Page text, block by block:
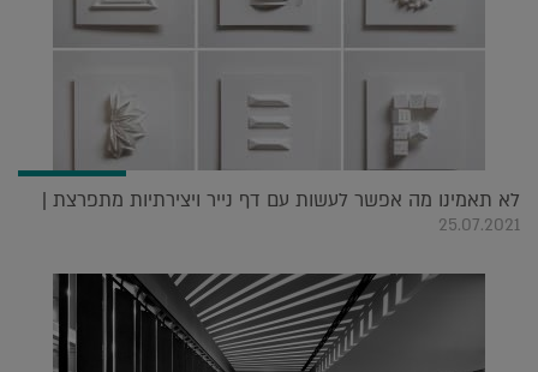
לא תאמינו מה אפשר לעשות עם דף נייר ויצירתיות מתפרצת |
25.07.2021